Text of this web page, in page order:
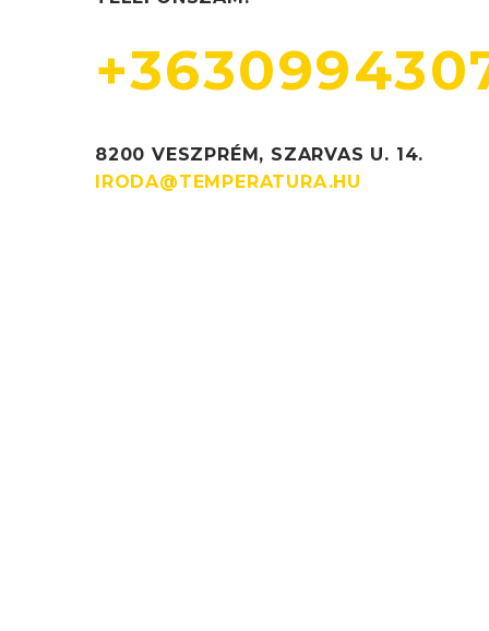
8200 VESZPRÉM, SZARVAS U. 14.
IRODA@TEMPERATURA.HU